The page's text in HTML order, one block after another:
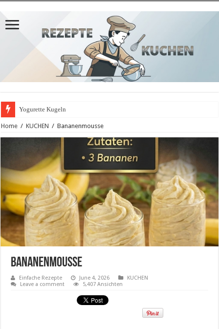
Yogurette Kugeln
Home / KUCHEN / Bananenmousse
Bananenmousse
Einfache Rezepte June 4, 2026
KUCHEN
Leave a comment
5,407 Ansichten